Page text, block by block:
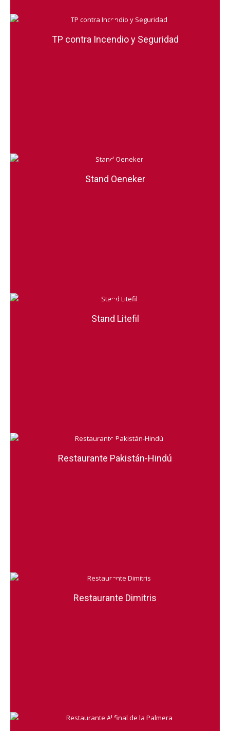
TP contra Incendio y Seguridad
Stand Oeneker
Stand Litefil
Restaurante Pakistán-Hindú
Restaurante Dimitris